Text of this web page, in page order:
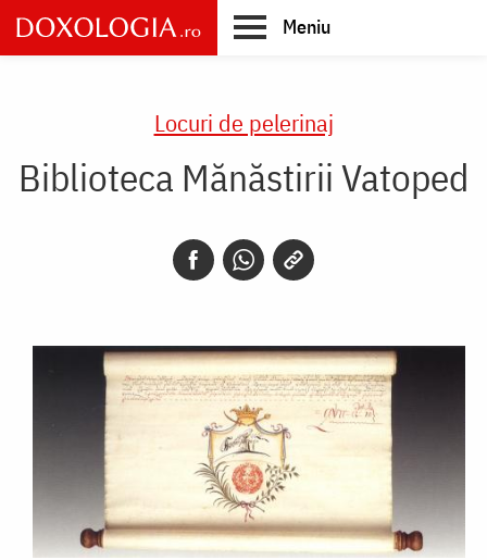
Skip
to
main
Meniu
Locuri de pelerinaj
Biblioteca Mănăstirii Vatoped